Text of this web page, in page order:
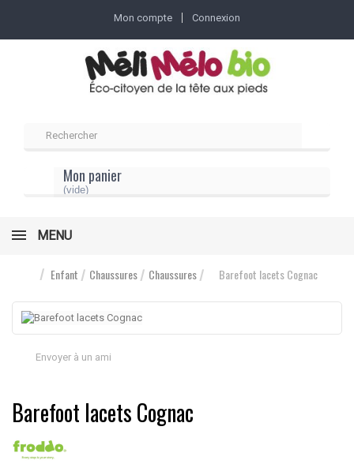
Mon compte Connexion
Mon panier
(vide)
MENU
Enfant Chaussures Chaussures Barefoot lacets Cognac
Envoyer à un ami
Barefoot lacets Cognac